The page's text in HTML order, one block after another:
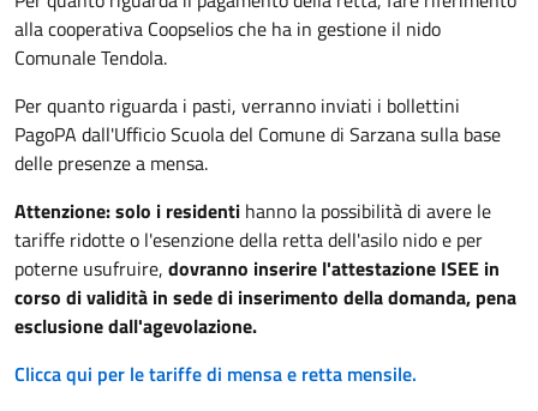
alla cooperativa Coopselios che ha in gestione il nido
Comunale Tendola.
Per quanto riguarda i pasti, verranno inviati i bollettini
PagoPA dall'Ufficio Scuola del Comune di Sarzana sulla base
delle presenze a mensa.
Attenzione: solo i residenti hanno la possibilità di avere le
tariffe ridotte o l'esenzione della retta dell'asilo nido e per
poterne usufruire, dovranno inserire l'attestazione ISEE in
corso di validità in sede di inserimento della domanda, pena
esclusione dall'agevolazione.
Clicca qui per le tariffe di mensa e retta mensile.